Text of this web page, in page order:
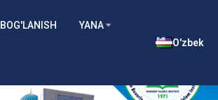
BOG'LANISH YANA
O'zbek